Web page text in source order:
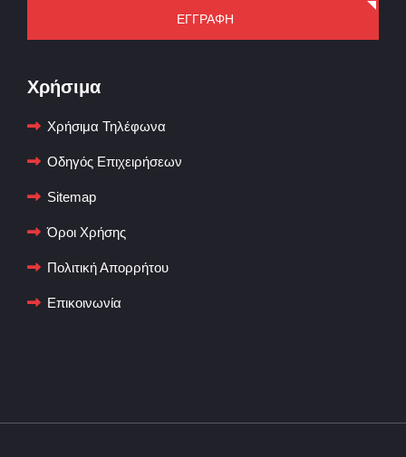
ΕΓΓΡΑΦΗ
Χρήσιμα
Χρήσιμα Τηλέφωνα
Οδηγός Επιχειρήσεων
Sitemap
Όροι Χρήσης
Πολιτική Απορρήτου
Επικοινωνία